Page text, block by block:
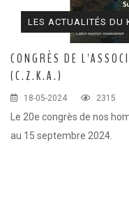
LES ACTUALITÉS DU
CONGRÈS DE
(C.Z.K.A.)
18-05-2024 2315
Le 20e congrès de nos
au 15 septembre 2024.